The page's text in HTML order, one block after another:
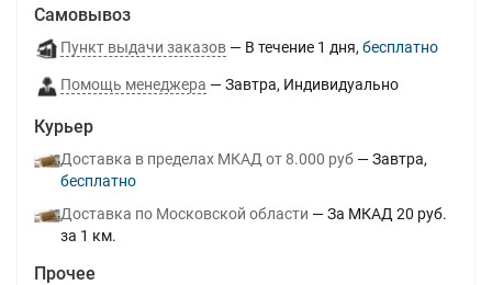
Самовывоз
Пункт выдачи заказов В течение 1 дня Бесплатно
Помощь менеджера Завтра Индивидуально
Курьер
Доставка в пределах МКАД от 8.000 руб
Завтра
Бесплатно
Доставка по Московской области
За МКАД 20 руб.
за 1 км.
Прочее